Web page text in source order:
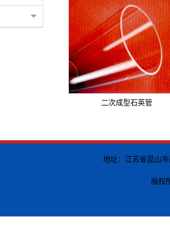
二次成型石英管
地址：江苏省昆山
版权